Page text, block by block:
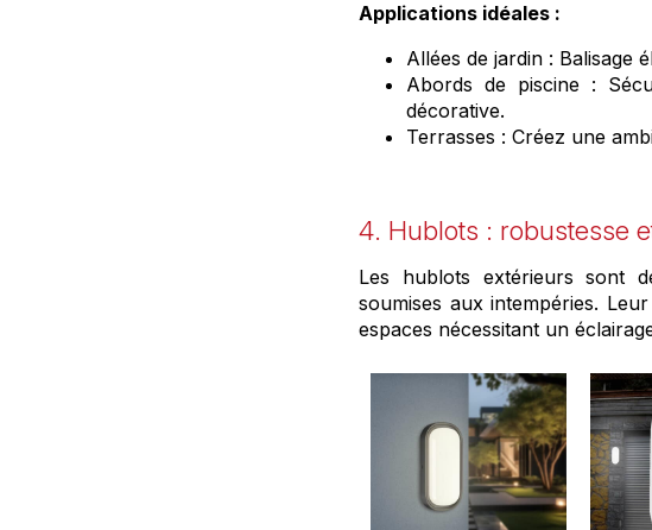
Applications idéales :
Allées de jardin : Balisage
Abords de piscine :
décorative.
Terrasses : Créez une
4. Hublots : robustesse
Les hublots extérieurs sont
soumises aux intempéries.
espaces nécessitant un